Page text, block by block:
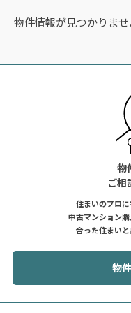
物件情報が見つかりませ
物
ご相
住まいのプロに
中古マンション
合った住まいと
物